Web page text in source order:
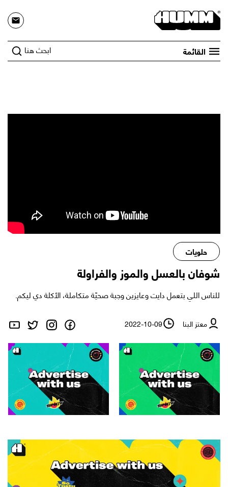
القائمة ابحث هنا
حلويات
شوفان بالعسل والموز والفراولة
للناس اللي بتعمل دايت وعايزين وجبة صحيّة متكاملة، الأكلة دي ليكم.
معتز البنا 2022-10-09